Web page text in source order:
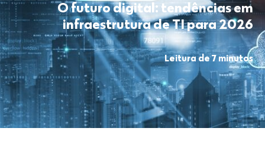
O futuro digital: tendências em
infraestrutura de TI para 2026
Leitura de 7 minutos